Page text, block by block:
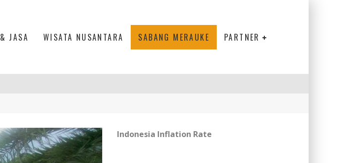
JASA WISATA NUSANTARA SABANG MERAUKE PARTNER
II, PALEMBANG
Indonesia Inflation Rate